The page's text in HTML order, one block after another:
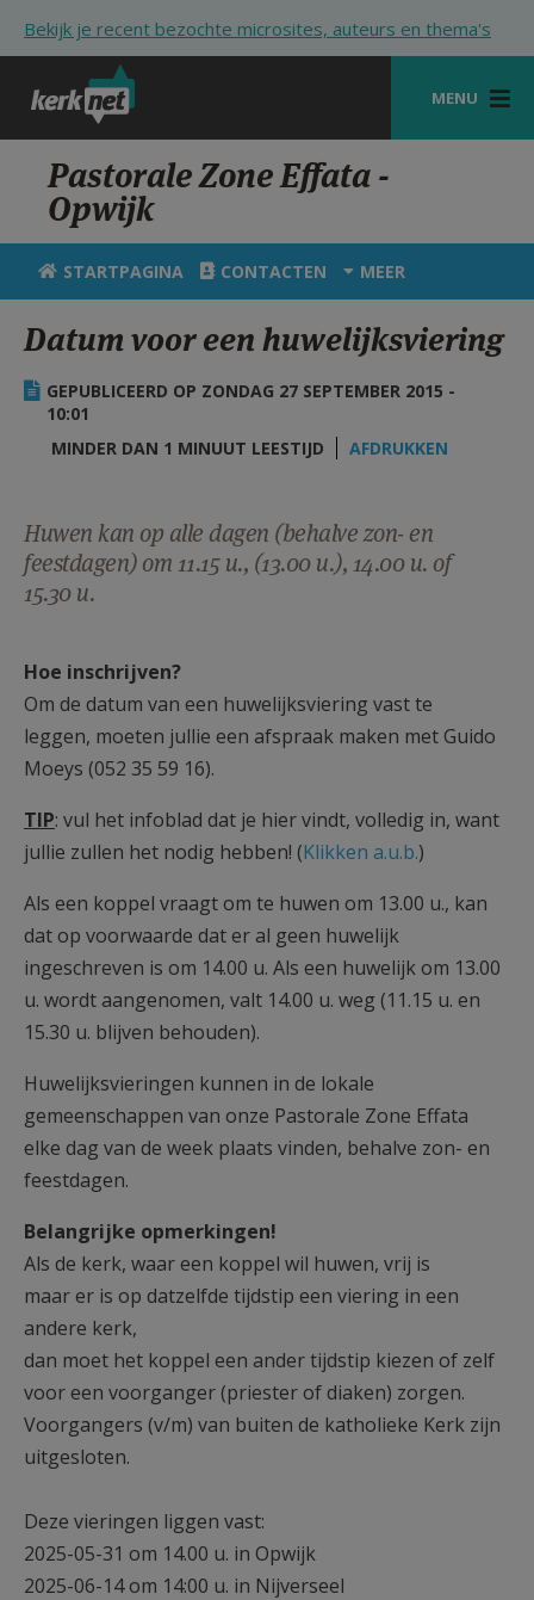
Bekijk je recent bezochte microsites, auteurs en thema's
MENU
STARTPAGINA
KERK
VIERINGEN
HULP
STARTPAGINA PORTAAL
AANMELDEN OF REGISTREREN
Pastorale Zone Effata -
Opwijk
STARTPAGINA CONTACTEN MEER
Datum voor een huwelijksviering
GEPUBLICEERD OP ZONDAG 27 SEPTEMBER 2015 -
10:01
MINDER DAN 1 MINUUT LEESTIJD
AFDRUKKEN
Huwen kan op alle dagen (behalve zon- en
feestdagen) om 11.15 u., (13.00 u.), 14.00 u. of
15.30 u.
Hoe inschrijven?
Om de datum van een huwelijksviering vast te
leggen, moeten jullie een afspraak maken met Guido
Moeys (052 35 59 16).
TIP: vul het infoblad dat je hier vindt, volledig in, want
jullie zullen het nodig hebben! (Klikken a.u.b.)
Als een koppel vraagt om te huwen om 13.00 u., kan
dat op voorwaarde dat er al geen huwelijk
ingeschreven is om 14.00 u. Als een huwelijk om 13.00
u. wordt aangenomen, valt 14.00 u. weg (11.15 u. en
15.30 u. blijven behouden).
Huwelijksvieringen kunnen in de lokale
gemeenschappen van onze Pastorale Zone Effata
elke dag van de week plaats vinden, behalve zon- en
feestdagen.
Belangrijke opmerkingen!
Als de kerk, waar een koppel wil huwen, vrij is
maar er is op datzelfde tijdstip een viering in een
andere kerk,
dan moet het koppel een ander tijdstip kiezen of zelf
voor een voorganger (priester of diaken) zorgen.
Voorgangers (v/m) van buiten de katholieke Kerk zijn
uitgesloten.
Deze vieringen liggen vast:
2025-05-31 om 14.00 u. in Opwijk
2025-06-14 om 14:00 u. in Nijverseel